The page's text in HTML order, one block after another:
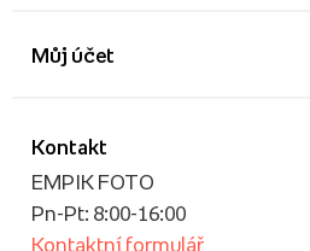
Kontakt
EMPIK FOTO
Pn-Pt: 8:00-16:00
Kontaktní formulář
Můj účet